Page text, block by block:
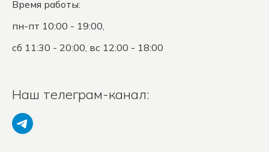
Время работы:
пн-пт 10:00 - 19:00,
сб 11:30 - 20:00, вс 12:00 - 18:00
Наш телеграм-канал: